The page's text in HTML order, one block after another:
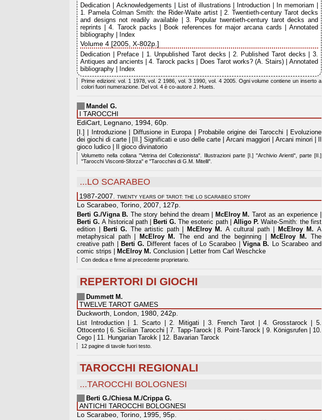
Dedication | Acknowledgements | List of illustrations | Introduction | In memoriam |
1. Pamela Colman Smith: the Rider-Waite artist | 2. Twentieth-century Tarot decks
and designs not readily available | 3. Popular twentieth-century tarot decks and
reprints | 4. Tarock packs | Book references for major arcana cards | Annotated
bibliography | Index
Volume 4 [2005, X-802p.]
Dedication | Preface | 1. Unpublished Tarot decks | 2. Published Tarot decks | 3.
Antiques and ancients | 4. Tarock packs | Does Tarot works? (A. Stairs) | Annotated
bibliography | Index
Prime edizioni: vol. 1 1978, vol. 2 1986, vol. 3 1990, vol. 4 2005. Ogni volume contiene un inserto a
colori fuori numerazione. Del vol. 4 è co-autore J. Huets.
Mandel G.
I TAROCCHI
EdiCart, Legnano, 1994, 60p.
[I.] | Introduzione | Diffusione in Europa | Probabile origine dei Tarocchi | Evoluzione
dei giochi di carte | [II.] Significati e uso delle carte | Arcani maggiori | Arcani minori | Il
gioco ludico | Il gioco divinatorio
Volumetto nella collana "Vetrina del Collezionista". Illustrazioni parte [I.] "Archivio Arienti", parte [II.]
"Tarocchi Visconti-Sforza" e "Tarocchini di G.M. Mitelli".
...LO SCARABEO
1987-2007. TWENTY YEARS OF TAROT: THE LO SCARABEO STORY
Lo Scarabeo, Torino, 2007, 127p.
Berti G./Vigna B. The story behind the dream | McElroy M. Tarot as an experience |
Berti G. A historical path | Berti G. The esoteric path | Alligo P. Waite-Smith: the first
edition |
Berti G. The artistic path | McElroy M. A cultural path | McElroy M. A
metaphysical path |
McElroy M. The end and the beginning | McElroy M. The
creative path |
Berti G. Different faces of Lo Scarabeo | Vigna B. Lo Scarabeo and
comic strips |
McElroy M. Conclusion | Letter from Carl Weschcke
Con dedica e firme al precedente proprietario.
REPERTORI DI GIOCHI
Dummett M.
TWELVE TAROT GAMES
Duckworth, London, 1980, 242p.
List Introduction | 1. Scarto | 2. Mitigati | 3. French Tarot | 4. Grosstarock | 5.
Ottocento | 6. Sicilian Tarocchi | 7. Tapp-Tarock | 8. Point-Tarock | 9. Königsrufen | 10.
Cego | 11. Hungarian Tarokk | 12. Bavarian Tarock
12 pagine di tavole fuori testo.
TAROCCHI REGIONALI
...TAROCCHI BOLOGNESI
Berti G./Chiesa M./Crippa G.
ANTICHI TAROCCHI BOLOGNESI
Lo Scarabeo, Torino, 1995, 95p.